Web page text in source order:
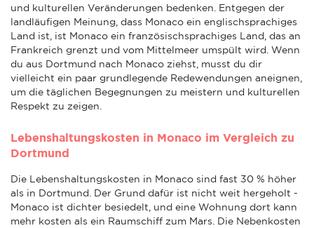
und kulturellen Veränderungen bedenken. Entgegen der
landläufigen Meinung, dass Monaco ein englischsprachiges
Land ist, ist Monaco ein französischsprachiges Land, das an
Frankreich grenzt und vom Mittelmeer umspült wird. Wenn
du aus Dortmund nach Monaco ziehst, musst du dir
vielleicht ein paar grundlegende Redewendungen aneignen,
um die täglichen Begegnungen zu meistern und kulturellen
Respekt zu zeigen.
Lebenshaltungskosten in Monaco im Vergleich zu
Dortmund
Die Lebenshaltungskosten in Monaco sind fast 30 % höher
als in Dortmund. Der Grund dafür ist nicht weit hergeholt -
Monaco ist dichter besiedelt, und eine Wohnung dort kann
mehr kosten als ein Raumschiff zum Mars. Die Nebenkosten